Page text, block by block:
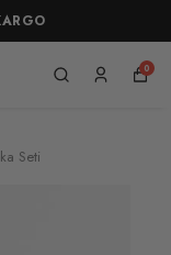
0
Seti